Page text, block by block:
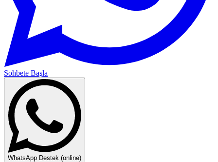
Sohbete Başla
WhatsApp Destek (online)